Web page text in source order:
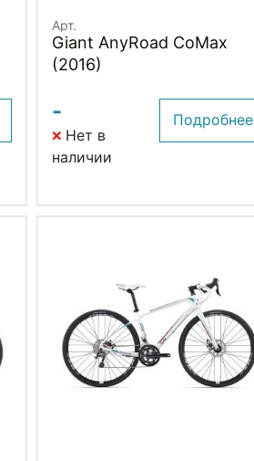
Арт.
Giant AnyRoad CoMax
(2016)
-
Нет в
наличии
Подробнее